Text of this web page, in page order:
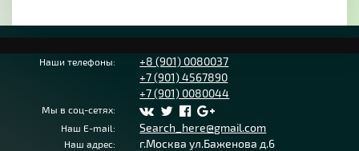
Наши телефоны:
+8 (901) 0080037
+7 (901) 4567890
+7 (901) 0080044
Мы в соц-сетях:
Наш E-mail:
Search_here@gmail.com
Наш адрес: г.Москва ул.Баженова д.6